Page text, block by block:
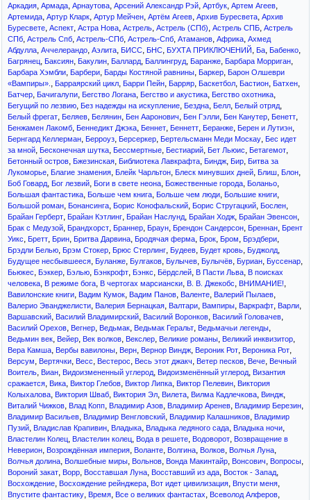
Аркадия, Армада, Арнаутова, Арсений Александр Рэй, Артбук, Артем Агеев,
Артемида, Артур Кларк, Артур Мейчен, Артём Агеев, Архив Буресвета, Архив
Буресвете, Аспект, Астра Нова, Астрель, Астрель (СПб), Астрель СПБ, Астрель
СПб, Астрель Спб, Астрель-СПб, Астрель-Спб, Атаманов, Африка, Ахмед
Абдулла, Аччелерандо, Аэлита, БИСС, БНС, БУХТА ПРИКЛЮЧЕНИЙ, Ба, Бабенко,
Багрянец, Баксиян, Бакулин, Баллард, Баллингруд, Баранже, Барбара Морриган,
Барбара Хэмбли, Барбери, Барды Костяной равнины, Баркер, Барон Олшеври
«Вампиры». , Барраярский цикл, Барри Пейн, Барряр, Баскетбол, Бастион, Батхен,
Батчер, Бачигалупи, Бегство Логана, Бегство и акустика, Бегство охотника,
Бегущий по лезвию, Без надежды на искупление, Бездна, Белл, Белый отряд,
Белый фрегат, Беляев, Белянин, Бен Ааронович, Бен Гэлли, Бен Канутер, Бенетт,
Бенжамен Лакомб, Беннедикт Джэка, Беннет, Беннетт, Беранже, Берен и Лутиэн,
Бернгард Келлерман, Берроуз, Берсеркер, Бертельсманн Меди Москау, Бес идет
за мной, Бесконечная шутка, Бессмертные, Бестиарий, Бет Льюис, Бетагемот,
Бетонный остров, Бжезинская, Библиотека Лавкрафта, Биндж, Бир, Битва за
Лукоморье, Благие знамения, Блейк Чарльтон, Блеск минувших дней, Блиш, Блон,
Боб Говард, Бог лезвий, Боги в свете неона, Божественные города, Боланьо,
Большая фантастика, Больше чем книга, Больше чем люди, Большие книги,
Большой роман, Бонансинга, Борис Конофальский, Борис Стругацкий, Бослен,
Брайан Герберт, Брайан Кэтлинг, Брайан Наслунд, Брайан Ходж, Брайан Эвенсон,
Брак с Медузой, Брандхорст, Браннер, Браун, Брендон Сандерсон, Бреннан, Брент
Уикс, Бретт, Брин, Бритва Дарвина, Бродячая ферма, Брок, Бром, Брэдбери,
Брэдли Белью, Брэм Стокер, Брюс Стерлинг, Будеев, Будет кровь, Буджолд,
Будущее несбывшееся, Буланже, Булгаков, Булычев, Булычёв, Буриан, Буссенар,
Бьюкес, Бэккер, Бэлью, Бэнкрофт, Бэнкс, Бёрдслей, В Пасти Льва, В поисках
человека, В режиме бога, В чертогах марсиански, В. В. Джекобс, ВНИМАНИЕ!,
Вавилонские книги, Вадим Кумок, Вадим Панов, Валенте, Валерий Пылаев,
Валерио Эванджелисти, Валерия Бернацкая, Валтари, Вампиры, Варкрафт, Варли,
Варшавский, Василий Владимирский, Василий Воронков, Василий Головачев,
Василий Орехов, Вегнер, Ведьмак, Ведьмак Геральт, Ведьмачьи легенды,
Ведьмин век, Вейер, Век волков, Векслер, Великие романы, Великий инквизитор,
Вера Камша, Вербы вавилоны, Верн, Вернор Виндж, Вероник Рот, Вероника Рот,
Версум, Вертячки, Весс, Вестерос, Весь этот джакч, Ветер песков, Вече, Вечный
Воитель, Виан, Видоизмененный углерод, Видоизменённый углерод, Византия
сражается, Вика, Виктор Глебов, Виктор Липка, Виктор Пелевин, Виктория
Колыхалова, Виктория Шваб, Виктория Эл, Вилета, Вилма Кадлечкова, Виндж,
Виталий Чижков, Влад Копп, Владимир Азов, Владимир Аренев, Владимир Березин,
Владимир Васильев, Владимир Венгловский, Владимир Калашников, Владимир
Пузий, Владислав Крапивин, Владыка, Владыка ледяного сада, Владыка ночи,
Властелин Колец, Властелин колец, Вода в решете, Водоворот, Возвращение в
Неверион, Возрождённая империя, Воланте, Волгина, Волков, Волчья Луна,
Волчья долина, Волшебные миры, Вольнов, Вонда Макинтайр, Вонсович, Вопросы,
Вороний закат, Ворр, Восставшая Луна, Восставший из ада, Восток - Запад,
Восхождение, Восхождение рейнджера, Вот идет цивилизация, Впусти меня,
Впустите фантастику, Время, Все о великих фантастах, Всеволод Алферов,